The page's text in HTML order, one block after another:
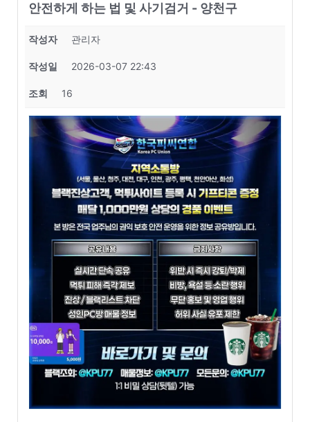
안전하게 하는 법 및 사기검거 - 양천구
작성자 관리자
작성일 2026-03-07 22:43
조회 16